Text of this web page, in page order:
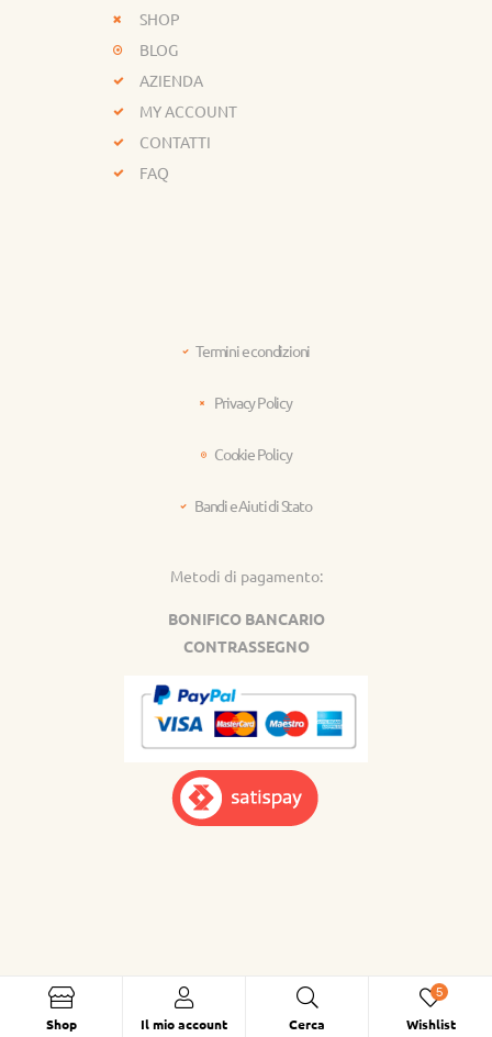
SHOP
BLOG
AZIENDA
MY ACCOUNT
CONTATTI
FAQ
Termini e condizioni
Privacy Policy
Cookie Policy
Bandi e Aiuti di Stato
Metodi di pagamento:
BONIFICO BANCARIO
CONTRASSEGNO
Shop Il mio account Cerca Wishlist
5